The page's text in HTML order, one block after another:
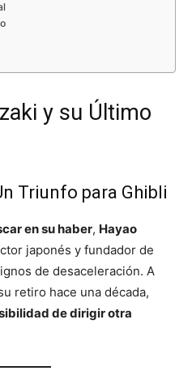
y su Último
Triunfo para Ghibli
en su haber, Hayao
japonés y fundador de
de desaceleración. A
retiro hace una década,
de dirigir otra